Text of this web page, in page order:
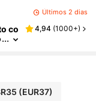
Últimos 2 dias
co
4,94 (1000+)
(EUR37)